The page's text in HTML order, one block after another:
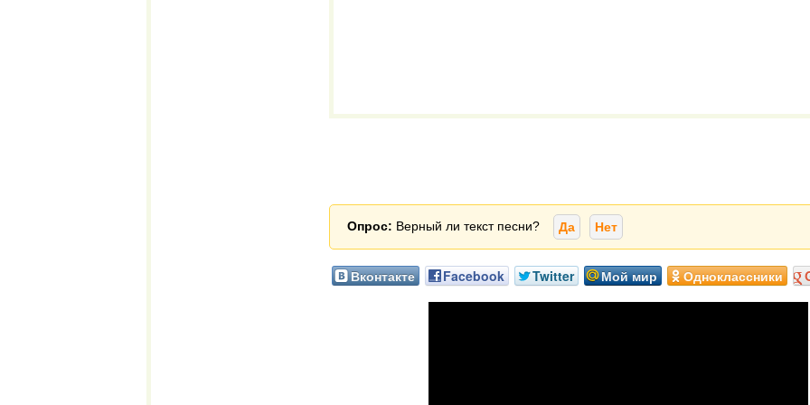
Опрос: Верный ли текст песни? Да Нет
Вконтакте Facebook Twitter Мой мир Одноклассники